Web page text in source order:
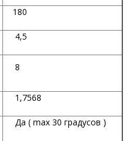
180
4,5
8
1,7568
Да ( max 30 градусов )